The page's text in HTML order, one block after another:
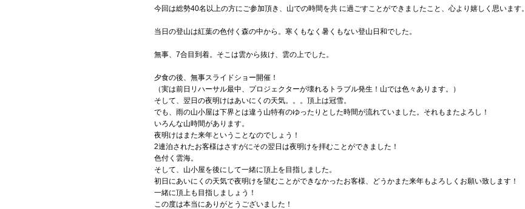
今回は総勢40名以上の方にご参加頂き、山での時間を共 に過ごすことができましたこと、心より嬉しく思います。
当日の登山は紅葉の色付く森の中から。寒くもなく暑くもない登山日和でした。
無事、7合目到着。そこは雲から抜け、雲の上でした。
夕食の後、無事スライドショー開催！
（実は前日リハーサル最中、プロジェクターが壊れるトラブル発生！山では色々あります。）
そして、翌日の夜明けはあいにくの天気。。。頂上は冠雪。
でも、雨の山小屋は下界とは違う山特有のゆったりとした時間が流れていました。それもまたよろし！
いろんな山時間があります。
夜明けはまた来年ということなのでしょう！
2連泊されたお客様はさすがにその翌日は夜明けを拝むことができました！
色付く雲海。
そして、山小屋を後にして一緒に頂上を目指しました。
初日にあいにくの天気で夜明けを望むことができなかったお客様、どうかまた来年もよろしくお願い致します！
一緒に頂上も目指しましょう！
この度は本当にありがとうございました！